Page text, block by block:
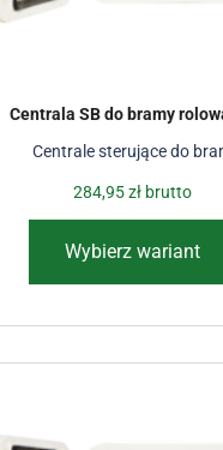
Centrale sterujące do
Centrala SB do bramy
284,95złbrutto
Wybierz wariant